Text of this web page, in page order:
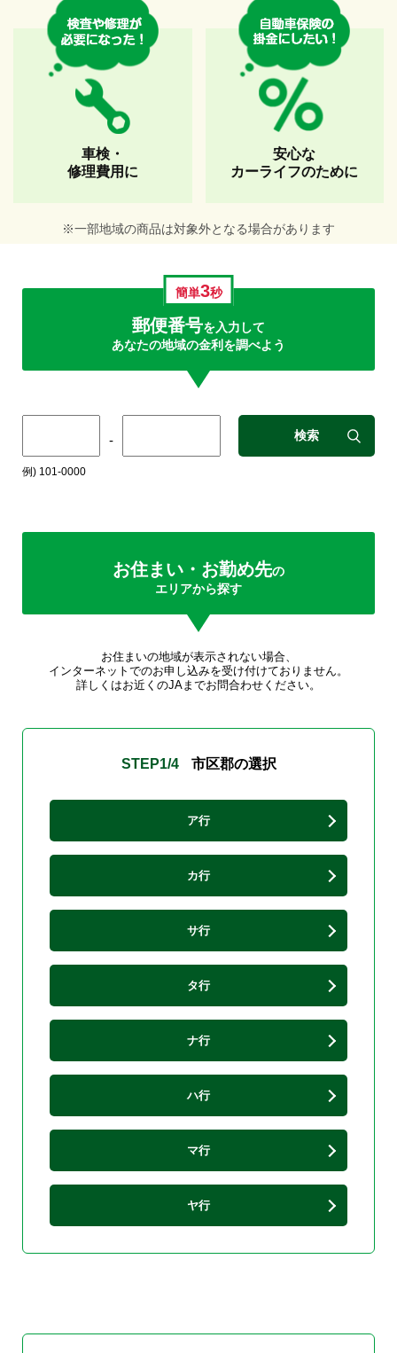
車検・
修理費用に
安心な
カーライフのために
※一部地域の商品は対象外となる場合があります
簡単3秒
郵便番号を入力して
あなたの地域の金利を調べよう
- 検索
例) 101-0000
お住まい・お勤め先の
エリアから探す
お住まいの地域が表示されない場合、
インターネットでのお申し込みを受け付けておりません。
詳しくはお近くのJAまでお問合わせください。
STEP1/4 市区郡の選択
ア行
カ行
サ行
タ行
ナ行
ハ行
マ行
ヤ行